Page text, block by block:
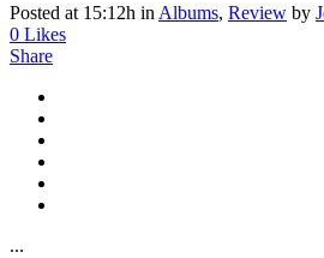
Posted at 15:12h in Albums, Review by
0 Likes
Share
...